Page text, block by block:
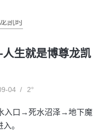
凯时
生就是博尊龙凯
04 2°
入口→死水沼泽→地下魔
。